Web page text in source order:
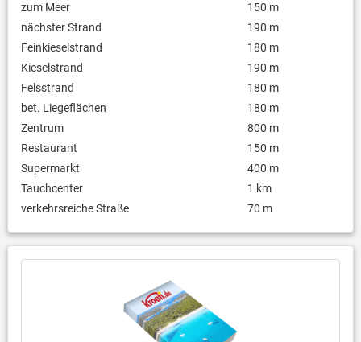
zum Meer
150 m
nächster Strand
190 m
Feinkieselstrand
180 m
Kieselstrand
190 m
Felsstrand
180 m
bet. Liegeflächen
180 m
Zentrum
800 m
Restaurant
150 m
Supermarkt
400 m
Tauchcenter
1 km
verkehrsreiche Straße
70 m